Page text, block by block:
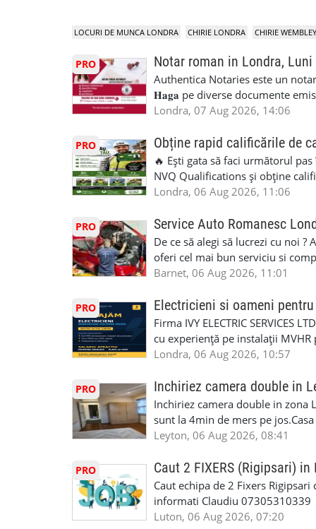
LOCURI DE MUNCA LONDRA CHIRIE LONDRA CHIRIE WEMBLEY
PRO Notar roman in Londra, Luni
Authentica Notaries este un
𝐇𝐚𝐠𝐚 pe diverse documente
căsătorie) ♦ 𝐩𝐫𝐨𝐜𝐮𝐫𝐢 ♦
împrumut în România) ♦ 𝐭𝐫𝐚𝐝𝐮𝐜𝐞𝐫𝐢
judiciar din România ♦Certificat
Identificari (ex.ID1) Legal, fără
sâmbăta 🕒 Program: • Luni -
Telefon/WhatsApp: 0792 831
#declaratiidecalatorie
Londra, 07 Aug 2026, 14:06
PRO Obține rapid calificările de
🔥 Ești gata să faci următorul
NVQ Qualifications și obține
Calificări recunoscute în UK ✅
competențele 👷 Indiferent dacă
oficială, noi te ajutăm să alegi
complicații. 💥 Suport real de la
noi oportunități de muncă și de
6RR 🚀 CSCS Colindale – GQA
te astăzi. Construiește-ți viitorul
Londra, 06 Aug 2026, 11:06
PRO Service Auto Romanesc
De ce să alegi să lucrezi cu noi
oferi cel mai bun serviciu si
alegerea ideală: Personal
Auto. Indiferent de situație,
repara in scurt timp si eficient
garaj auto care ofera orice tip de
Lucram cu Toate Garantiile si
iTP/MOT Masini Mici si Vanuri
Accident Management, Preluam
Masina la Schimb. ✅ Distributii
Geometrie Profesionala Roti
Explicatii. ✅ Suntem foarte buni
Reparam orice tip de masina
Masina de Drum Lung. ✅
Detailing Auto Interior/Exterior.
WhatsApp Text https://wa.link/
6HB
Barnet, 06 Aug 2026, 11:01
PRO Electricieni si oameni
Firma IVY ELECTRIC SERVICES
cu experiență pe instalații
obligatorii: 🔹 Full PPE
lucru constant ✅ Echipă
detalii și programare, trimiteți
Londra, 06 Aug 2026, 10:57
PRO Inchiriez camera double in
Inchiriez camera double in zona
sunt la 4min de mers pe
incluse.Cautam o persoana sau
seriozitate.Multumesc anticipat.
Leyton, 06 Aug 2026, 08:41
PRO Caut 2 FIXERS (Rigipsari) in
Caut echipa de 2 Fixers
informati Claudiu 07305310339
Luton, 06 Aug 2026, 07:20